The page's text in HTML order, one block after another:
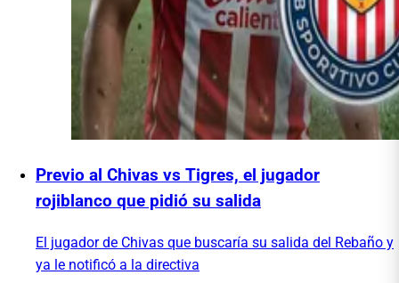
Previo al Chivas vs Tigres, el jugador
rojiblanco que pidió su salida
El jugador de Chivas que buscaría su salida del Rebaño y
ya le notificó a la directiva